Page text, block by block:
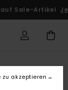
auf Sale-Artikel
zu akzeptieren